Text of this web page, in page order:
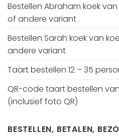
Bestellen Abraham koek
of andere variant
Bestellen Sarah koek van
andere variant
Taart bestellen 12 – 35
QR-code taart bestellen
(inclusief foto QR)
BESTELLEN, BETALEN,